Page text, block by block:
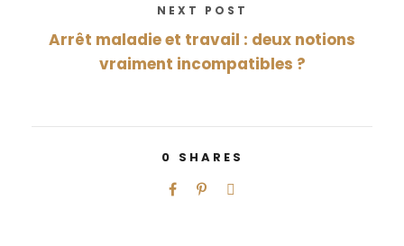
NEXT POST
Arrêt maladie et travail : deux notions
vraiment incompatibles ?
0 SHARES